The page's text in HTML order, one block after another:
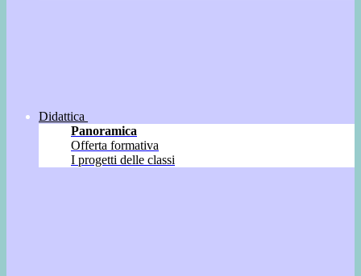
Didattica
Panoramica
Offerta formativa
I progetti delle classi